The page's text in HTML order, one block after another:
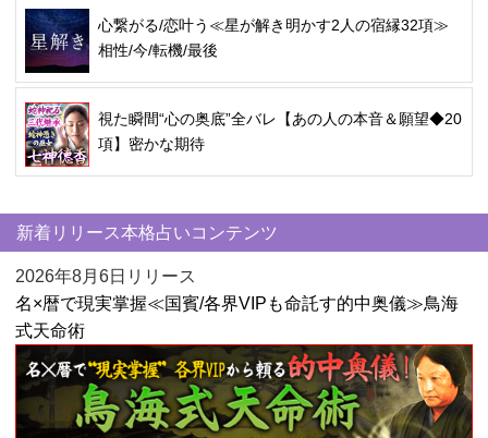
心繋がる/恋叶う≪星が解き明かす2人の宿縁32項≫
相性/今/転機/最後
視た瞬間“心の奥底”全バレ【あの人の本音＆願望◆20
項】密かな期待
新着リリース本格占いコンテンツ
2026年8月6日リリース
名×暦で現実掌握≪国賓/各界VIPも命託す的中奥儀≫鳥海
式天命術